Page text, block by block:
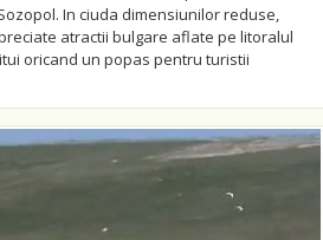
In ciuda dimensiunilor reduse,
atractii bulgare aflate pe litoralul
oricand un popas pentru turistii